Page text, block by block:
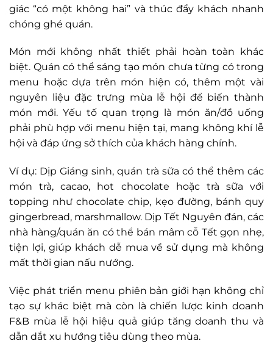
giác “có một không hai” và thúc đẩy khách nhanh
chóng ghé quán.
Món mới không nhất thiết phải hoàn toàn khác
biệt. Quán có thể sáng tạo món chưa từng có trong
menu hoặc dựa trên món hiện có, thêm một vài
nguyên liệu đặc trưng mùa lễ hội để biến thành
món mới. Yếu tố quan trọng là món ăn/đồ uống
phải phù hợp với menu hiện tại, mang không khí lễ
hội và đáp ứng sở thích của khách hàng chính.
Ví dụ: Dịp Giáng sinh, quán trà sữa có thể thêm các
món trà, cacao, hot chocolate hoặc trà sữa với
topping như chocolate chip, kẹo đường, bánh quy
gingerbread, marshmallow. Dịp Tết Nguyên đán, các
nhà hàng/quán ăn có thể bán mâm cỗ Tết gọn nhẹ,
tiện lợi, giúp khách dễ mua về sử dụng mà không
mất thời gian nấu nướng.
Việc phát triển menu phiên bản giới hạn không chỉ
tạo sự khác biệt mà còn là chiến lược kinh doanh
F&B mùa lễ hội hiệu quả giúp tăng doanh thu và
dẫn dắt xu hướng tiêu dùng theo mùa.